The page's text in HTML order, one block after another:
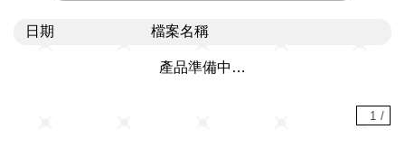
日期 檔案名稱
產品準備中…
1 /